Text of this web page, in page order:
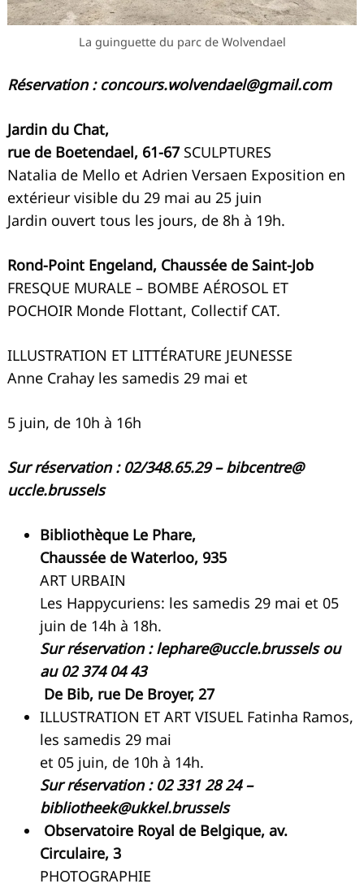
La guinguette du parc de Wolvendael
Réservation : concours.wolvendael@gmail.com
Jardin du Chat,
rue de Boetendael, 61-67 SCULPTURES
Natalia de Mello et Adrien Versaen Exposition en
extérieur visible du 29 mai au 25 juin
Jardin ouvert tous les jours, de 8h à 19h.
Rond-Point Engeland, Chaussée de Saint-Job
FRESQUE MURALE – BOMBE AÉROSOL ET
POCHOIR Monde Flottant, Collectif CAT.
ILLUSTRATION ET LITTÉRATURE JEUNESSE
Anne Crahay les samedis 29 mai et
5 juin, de 10h à 16h
Sur réservation : 02/348.65.29 – bibcentre@
uccle.brussels
Bibliothèque Le Phare,
Chaussée de Waterloo, 935
ART URBAIN
Les Happycuriens: les samedis 29 mai et 05
juin de 14h à 18h.
Sur réservation :lephare@uccle.brusselsou
au 02 374 04 43
De Bib, rue De Broyer, 27
ILLUSTRATION ET ART VISUEL Fatinha Ramos,
les samedis 29 mai
et 05 juin, de 10h à 14h.
Sur réservation : 02 331 28 24 –
bibliotheek@ukkel.brussels
Observatoire Royal de Belgique, av.
Circulaire, 3
PHOTOGRAPHIE